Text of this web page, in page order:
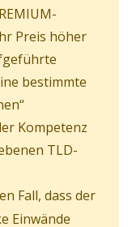
Preis höher
bestimmte
Kompetenz
TLD-
Fall, dass der
Einwände